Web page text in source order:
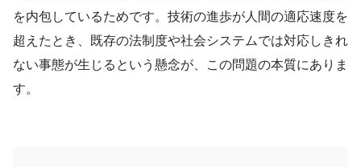
を内包しているためです。技術の進歩が人間の適応速度を
超えたとき、既存の法制度や社会システムでは対応しきれ
ない事態が生じるという懸念が、この問題の本質にありま
す。